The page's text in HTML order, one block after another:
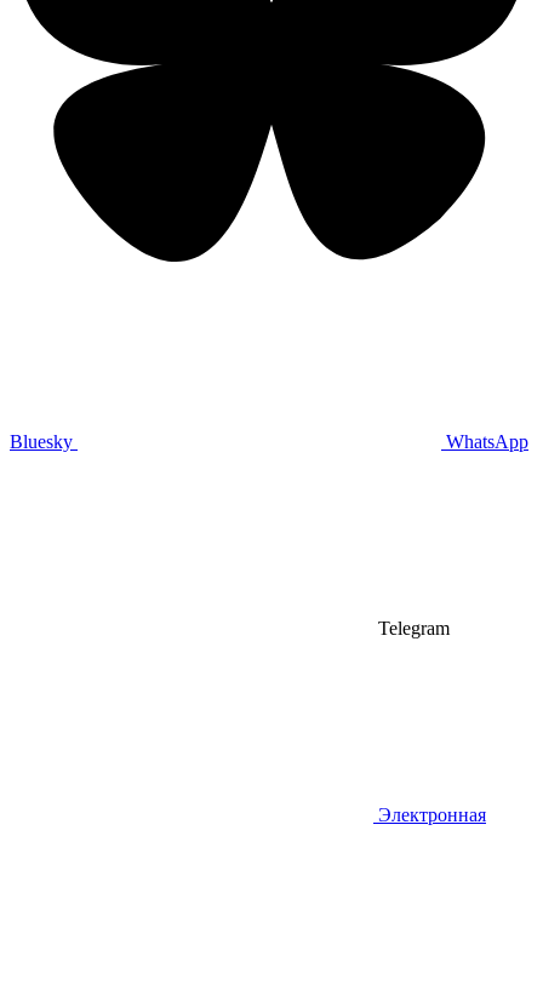
Bluesky WhatsApp
Telegram
Электронная